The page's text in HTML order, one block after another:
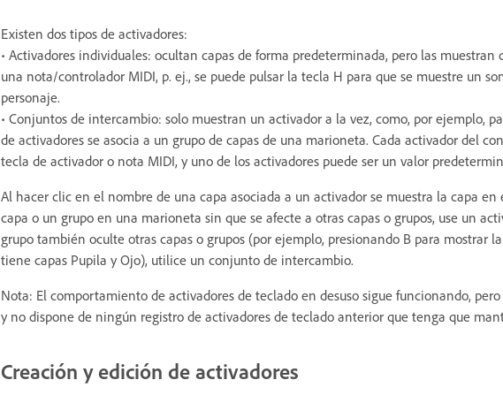
Existen dos tipos de activadores:
• Activadores individuales: ocultan capas de forma predeterminada, pero las muestran
una nota/controlador MIDI, p. ej., se puede pulsar la tecla H para que se muestre un
personaje.
• Conjuntos de intercambio: solo muestran un activador a la vez, como, por ejemplo,
de activadores se asocia a un grupo de capas de una marioneta. Cada activador del
tecla de activador o nota MIDI, y uno de los activadores puede ser un valor
Al hacer clic en el nombre de una capa asociada a un activador se muestra la capa
capa o un grupo en una marioneta sin que se afecte a otras capas o grupos, use un
grupo también oculte otras capas o grupos (por ejemplo, presionando B para mostrar
tiene capas Pupila y Ojo), utilice un conjunto de intercambio.
Nota: El comportamiento de activadores de teclado en desuso sigue funcionando,
y no dispone de ningún registro de activadores de teclado anterior que tenga que
Creación y edición de activadores